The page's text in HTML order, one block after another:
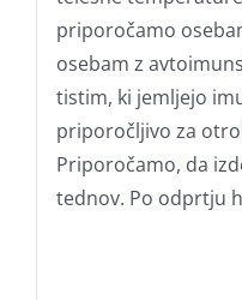
priporočamo
osebam z
tistim, ki jemljejo
priporočljivo za
Priporočamo, da
tednov. Po odprtju